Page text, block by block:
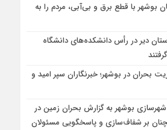
بوشهر با قطع برق و بی‌آبی، مردم را به
دیر در رأس دانشکده‌های دانشگاه
در بوشهر؛ خبرنگاران سپر امید و
شهرسازی بوشهر به گزارش بحران زمین در
بر شفاف‌سازی و پاسخگویی مسئولان